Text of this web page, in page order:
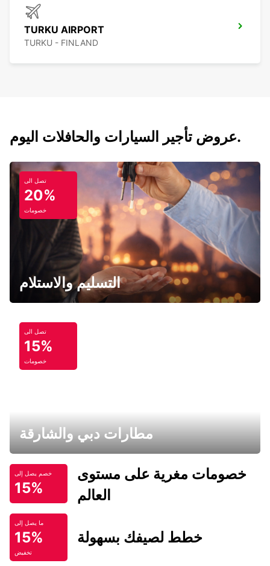
TURKU AIRPORT
TURKU - FINLAND
عروض تأجير السيارات والحافلات اليوم.
تصل الى
20%
خصومات
التسليم والاستلام
تصل الى
15%
خصومات
مطارات دبي والشارقة
خصم يصل إلى
15%
خصومات مغرية على مستوى
العالم
ما يصل إلى
15%
تخفيض
خطط لصيفك بسهولة